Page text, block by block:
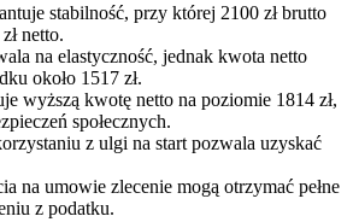
stabilność, przy której 2100 zł brutto
netto.
na elastyczność, jednak kwota netto
około 1517 zł.
wyższą kwotę netto na poziomie 1814 zł,
społecznych.
z ulgi na start pozwala uzyskać
na umowie zlecenie mogą otrzymać pełne
z podatku.